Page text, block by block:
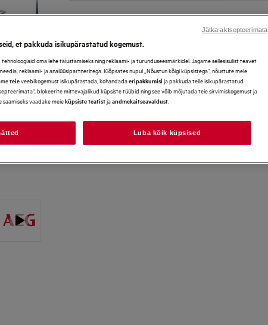
et pakkuda isikupärastatud kogemust.
oma lehe täiustamiseks ning reklaami- ja turunduseesmärkidel. Jagame sellesisulist teavet
reklaami- ja analüüsipartneritega. Klõpsates nupul „Nõustun kõigi küpsistega“, nõustute meie
teieveebikogemust isikupärastada, kohandadaeripakkumisi ja pakkuda teile isikupärastatud
blokeerite mittevajalikud küpsiste tüübid ning see võib mõjutada teie sirvimiskogemust ja
vaadake meieküpsiste teatistjaandmekaitseavaldust
Luba kõik küpsised
Jätka aktsepteerimata